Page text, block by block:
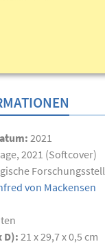
2021
2021 (Softcover)
von Mackensen
D):21 x 29,7 x 0,5 cm